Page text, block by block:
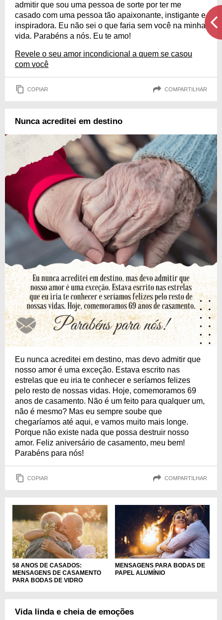
admitir que sou uma pessoa de sorte por ter me
casado com uma pessoa tão apaixonante, instigante e
inspiradora. Eu não sei o que faria sem você na minha
vida. Parabéns a nós. Eu te amo!
Revele o seu amor incondicional a quem se casou
com você
COPIAR COMPARTILHAR
Nunca acreditei em destino
Eu nunca acreditei em destino, mas devo admitir que
nosso amor é uma exceção. Estava escrito nas
estrelas que eu iria te conhecer e seríamos felizes
pelo resto de nossas vidas. Hoje, comemoramos 69
anos de casamento. Não é um feito para qualquer um,
não é mesmo? Mas eu sempre soube que
chegaríamos até aqui, e vamos muito mais longe.
Porque não existe nada que possa destruir nosso
amor. Feliz aniversário de casamento, meu bem!
Parabéns para nós!
COPIAR COMPARTILHAR
58 ANOS DE CASADOS:
MENSAGENS DE CASAMENTO
PARA BODAS DE VIDRO
MENSAGENS PARA BODAS DE
PAPEL ALUMÍNIO
Vida linda e cheia de emoções